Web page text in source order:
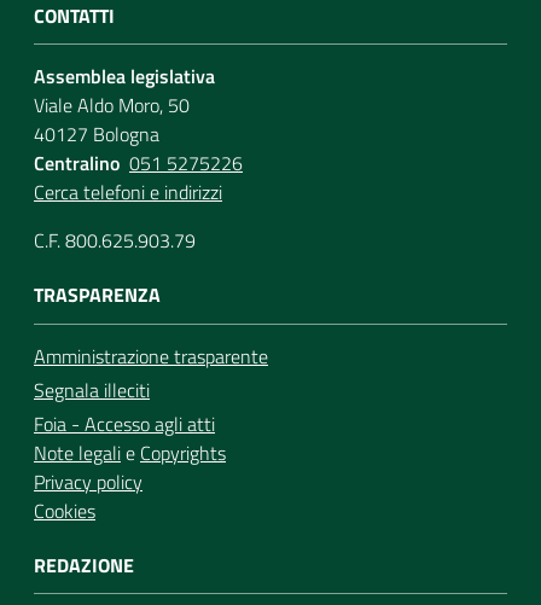
CONTATTI
Assemblea legislativa
Viale Aldo Moro, 50
40127 Bologna
Centralino 051 5275226
Cerca telefoni e indirizzi
C.F. 800.625.903.79
TRASPARENZA
Amministrazione trasparente
Segnala illeciti
Foia - Accesso agli atti
Note legalie Copyrights
Privacy policy
Cookies
REDAZIONE